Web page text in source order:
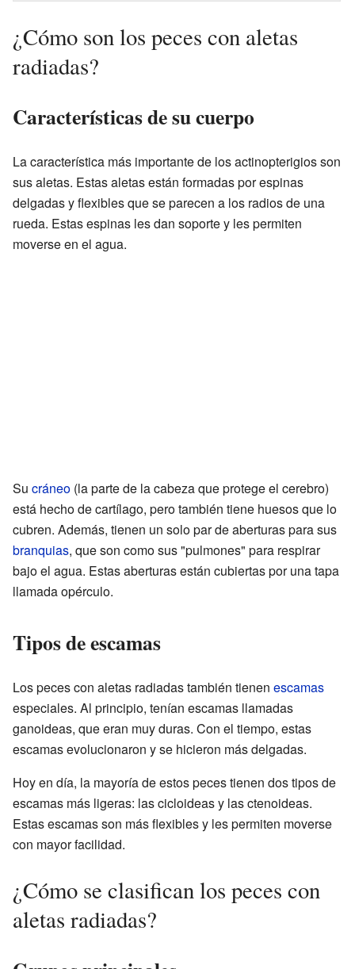
¿Cómo son los peces con aletas
radiadas?
Características de su cuerpo
La característica más importante de los actinopterigios son
sus aletas. Estas aletas están formadas por espinas
delgadas y flexibles que se parecen a los radios de una
rueda. Estas espinas les dan soporte y les permiten
moverse en el agua.
Su cráneo (la parte de la cabeza que protege el cerebro)
está hecho de cartílago, pero también tiene huesos que lo
cubren. Además, tienen un solo par de aberturas para sus
branquias, que son como sus "pulmones" para respirar
bajo el agua. Estas aberturas están cubiertas por una tapa
llamada opérculo.
Tipos de escamas
Los peces con aletas radiadas también tienen escamas
especiales. Al principio, tenían escamas llamadas
ganoideas, que eran muy duras. Con el tiempo, estas
escamas evolucionaron y se hicieron más delgadas.
Hoy en día, la mayoría de estos peces tienen dos tipos de
escamas más ligeras: las cicloideas y las ctenoideas.
Estas escamas son más flexibles y les permiten moverse
con mayor facilidad.
¿Cómo se clasifican los peces con
aletas radiadas?